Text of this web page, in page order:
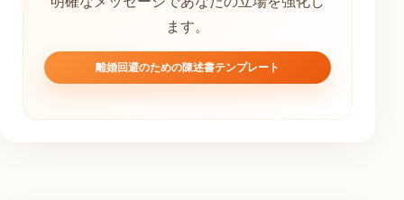
ます。
離婚回避のための陳述書テンプレート